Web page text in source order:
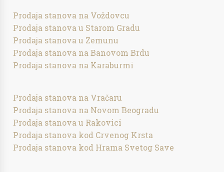
Prodaja stanova na Voždovcu
Prodaja stanova u Starom Gradu
Prodaja stanova u Zemunu
Prodaja stanova na Banovom Brdu
Prodaja stanova na Karaburmi
Prodaja stanova na Vračaru
Prodaja stanova na Novom Beogradu
Prodaja stanova u Rakovici
Prodaja stanova kod Crvenog Krsta
Prodaja stanova kod Hrama Svetog Save